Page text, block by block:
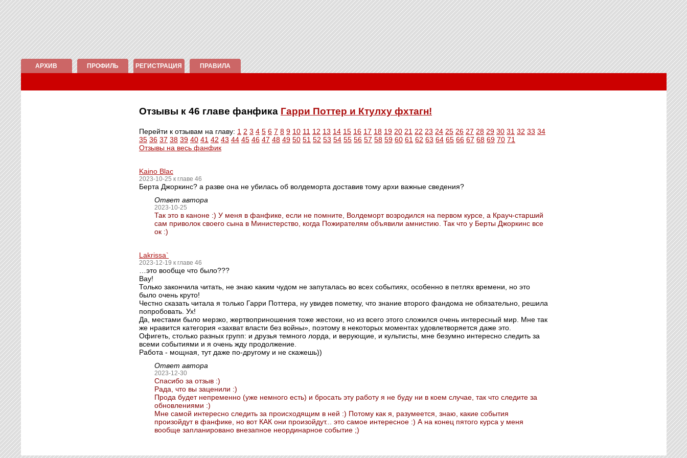
АРХИВ ПРОФИЛЬ РЕГИСТРАЦИЯ ПРАВИЛА
Отзывы к 46 главе фанфика Гарри Поттер и Ктулху фхтагн!
Перейти к отзывам на главу: 1 2 3 4 5 6 7 8 9 10 11 12 13 14 15 16 17 18 19 20 21 22 23 24 25 26 27 28 29 30 31 32 33 34
35 36 37 38 39 40 41 42 43 44 45 46 47 48 49 50 51 52 53 54 55 56 57 58 59 60 61 62 63 64 65 66 67 68 69 70 71
Отзывы на весь фанфик
Kaino Blac
2023-10-25 к главе 46
Берта Джоркинс? а разве она не убилась об волдеморта доставив тому архи важные сведения?
Ответ автора
2023-10-25
Так это в каноне :) У меня в фанфике, если не помните, Волдеморт возродился на первом курсе, а Крауч-старший
сам приволок своего сына в Министерство, когда Пожирателям объявили амнистию. Так что у Берты Джоркинс все
ок :)
Lakrissa`
2023-12-19 к главе 46
…это вообще что было???
Вау!
Только закончила читать, не знаю каким чудом не запуталась во всех событиях, особенно в петлях времени, но это
было очень круто!
Честно сказать читала я только Гарри Поттера, ну увидев пометку, что знание второго фандома не обязательно, решила
попробовать. Ух!
Да, местами было мерзко, жертвоприношения тоже жестоки, но из всего этого сложился очень интересный мир. Мне так
же нравится категория «захват власти без войны», поэтому в некоторых моментах удовлетворяется даже это.
Офигеть, столько разных групп: и друзья темного лорда, и верующие, и культисты, мне безумно интересно следить за
всеми событиями и я очень жду продолжение.
Работа - мощная, тут даже по-другому и не скажешь))
Ответ автора
2023-12-30
Спасибо за отзыв :)
Рада, что вы заценили :)
Прода будет непременно (уже немного есть) и бросать эту работу я не буду ни в коем случае, так что следите за
обновлениями :)
Мне самой интересно следить за происходящим в ней :) Потому как я, разумеется, знаю, какие события
произойдут в фанфике, но вот КАК они произойдут... это самое интересное :) А на конец пятого курса у меня
вообще запланировано внезапное неординарное событие ;)